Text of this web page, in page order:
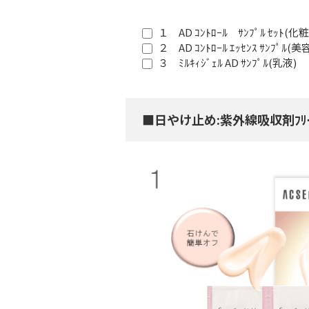
１ AD ｺﾝﾄﾛｰﾙ ｻﾝﾌﾟﾙ ｾｯﾄ(化
２ AD ｺﾝﾄﾛｰﾙ ｴｯｾﾝｽ ｻﾝﾌﾟﾙ(美
３ ﾐﾙｷｨｼﾞｪﾙ AD ｻﾝﾌﾟﾙ(乳液)
■日やけ止め:紫外線吸収剤ﾌﾘ